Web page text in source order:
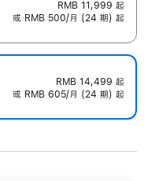
RMB 11,999 起
或 RMB 500/月 (24 期) 起
RMB 14,499 起
或 RMB 605/月 (24 期) 起